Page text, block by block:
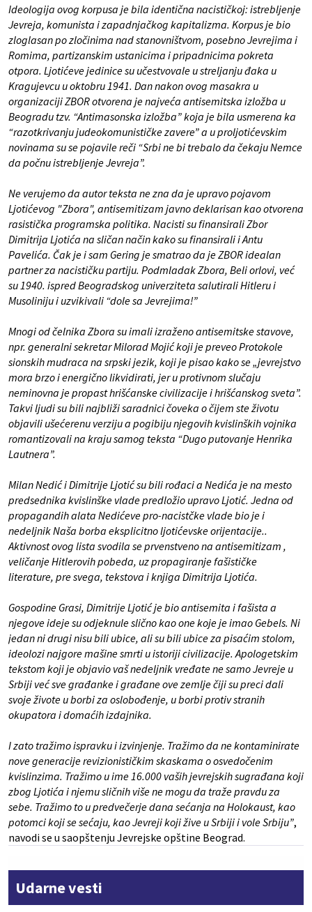
Ideologija ovog korpusa je bila identična nacističkoj: istrebljenje
Jevreja, komunista i zapadnjačkog kapitalizma. Korpus je bio
zloglasan po zločinima nad stanovništvom, posebno Jevrejima i
Romima, partizanskim ustanicima i pripadnicima pokreta
otpora. Ljotićeve jedinice su učestvovale u streljanju đaka u
Kragujevcu u oktobru 1941. Dan nakon ovog masakra u
organizaciji ZBOR otvorena je najveća antisemitska izložba u
Beogradu tzv. “Antimasonska izložba” koja je bila usmerena ka
“razotkrivanju judeokomunističke zavere” a u proljotićevskim
novinama su se pojavile reči “Srbi ne bi trebalo da čekaju Nemce
da počnu istrebljenje Jevreja”.
Ne verujemo da autor teksta ne zna da je upravo pojavom
Ljotićevog "Zbora", antisemitizam javno deklarisan kao otvorena
rasistička programska politika. Nacisti su finansirali Zbor
Dimitrija Ljotića na sličan način kako su finansirali i Antu
Pavelića. Čak je i sam Gering je smatrao da je ZBOR idealan
partner za nacističku partiju. Podmladak Zbora, Beli orlovi, već
su 1940. ispred Beogradskog univerziteta salutirali Hitleru i
Musoliniju i uzvikivali “dole sa Jevrejima!”
Mnogi od čelnika Zbora su imali izraženo antisemitske stavove,
npr. generalni sekretar Milorad Mojić koji je preveo Protokole
sionskih mudraca na srpski jezik, koji je pisao kako se „jevrejstvo
mora brzo i energično likvidirati, jer u protivnom slučaju
neminovna je propast hrišćanske civilizacije i hrišćanskog sveta”.
Takvi ljudi su bili najbliži saradnici čoveka o čijem ste životu
objavili ušećerenu verziju a pogibiju njegovih kvislinških vojnika
romantizovali na kraju samog teksta “Dugo putovanje Henrika
Lautnera”.
Milan Nedić i Dimitrije Ljotić su bili rođaci a Nedića je na mesto
predsednika kvislinške vlade predložio upravo Ljotić. Jedna od
propagandih alata Nedićeve pro-nacistčke vlade bio je i
nedeljnik Naša borba eksplicitno ljotićevske orijentacije..
Aktivnost ovog lista svodila se prvenstveno na antisemitizam ,
veličanje Hitlerovih pobeda, uz propagiranje fašističke
literature, pre svega, tekstova i knjiga Dimitrija Ljotića.
Gospodine Grasi, Dimitrije Ljotić je bio antisemita i fašista a
njegove ideje su odjeknule slično kao one koje je imao Gebels. Ni
jedan ni drugi nisu bili ubice, ali su bili ubice za pisaćim stolom,
ideolozi najgore mašine smrti u istoriji civilizacije. Apologetskim
tekstom koji je objavio vaš nedeljnik vređate ne samo Jevreje u
Srbiji već sve građanke i građane ove zemlje čiji su preci dali
svoje živote u borbi za oslobođenje, u borbi protiv stranih
okupatora i domaćih izdajnika.
I zato tražimo ispravku i izvinjenje. Tražimo da ne kontaminirate
nove generacije revizionističkim skaskama o osvedočenim
kvislinzima. Tražimo u ime 16.000 vaših jevrejskih sugrađana koji
zbog Ljotića i njemu sličnih više ne mogu da traže pravdu za
sebe. Tražimo to u predvečerje dana sećanja na Holokaust, kao
potomci koji se sećaju, kao Jevreji koji žive u Srbiji i vole Srbiju”,
navodi se u saopštenju Jevrejske opštine Beograd.
Udarne vesti